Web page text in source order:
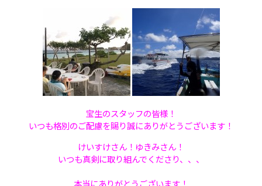
宝生のスタッフの皆様！
いつも格別のご配慮を賜り誠にありがとうございます！
けいすけさん！ゆきみさん！
いつも真剣に取り組んでくださり、、、
本当にありがとうございます！